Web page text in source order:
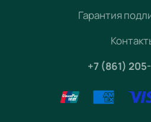
Гарантия
+7 (861)